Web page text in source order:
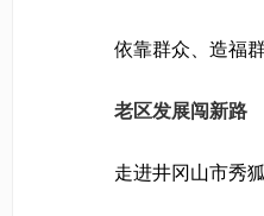
依靠群众、造福群
老区发展闯新路
走进井冈山市秀狐